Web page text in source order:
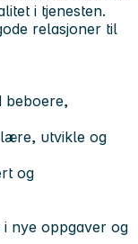
i tjenesten.
relasjoner til
beboere,
utvikle og
og
nye oppgaver og